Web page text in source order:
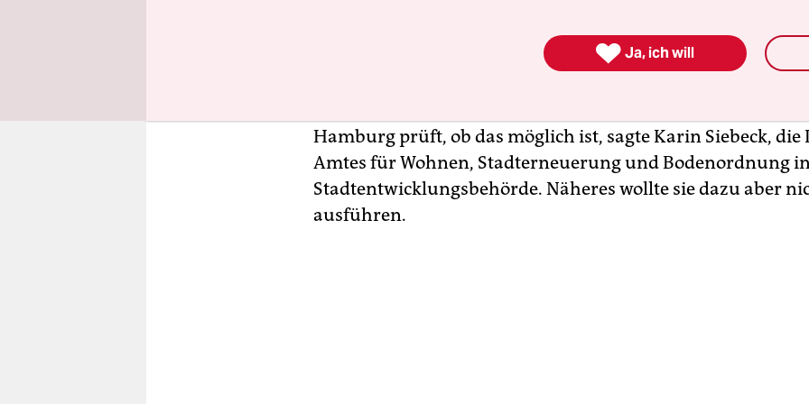
Revolution nahe. „So können wir endlich die steigenden
aufhalten“, sagte sie. In Berlin werde ein Mietendeckel
Hamburg prüft, ob das möglich ist, sagte Karin Siebeck, die
Amtes für Wohnen, Stadterneuerung und Bodenordnung
Stadtentwicklungsbehörde. Näheres wollte sie dazu aber
ausführen.
 Ja, ich will